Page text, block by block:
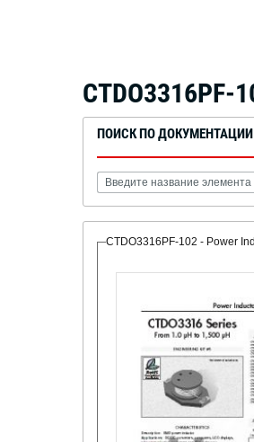
CTDO3316PF-
ПОИСК ПО
CTDO3316PF-102 - Power